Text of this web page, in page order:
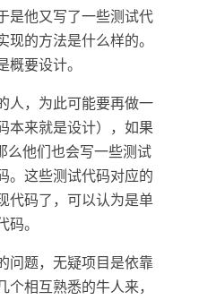
是他又写了一些测试代
的方法是什么样的。
要设计。
人，为此可能要再做一
本来就是设计），如果
么他们也会写一些测试
。这些测试代码对应的
代码了，可以认为是单
。
问题，无疑项目是依靠
个相互熟悉的牛人来，